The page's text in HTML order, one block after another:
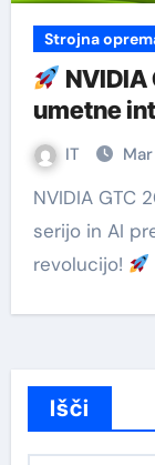
Strojna
umetne
IT
NVIDIA GTC 2025 prinaša čipe Rubin, RTX 50
serijo in AI
revolucijo!
Išči